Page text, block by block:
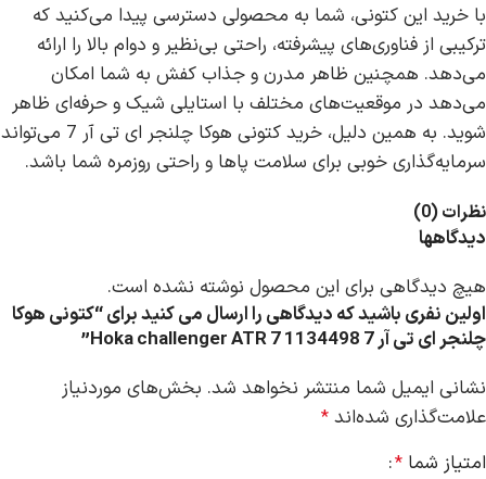
با خرید این کتونی، شما به محصولی دسترسی پیدا می‌کنید که
ترکیبی از فناوری‌های پیشرفته، راحتی بی‌نظیر و دوام بالا را ارائه
می‌دهد. همچنین ظاهر مدرن و جذاب کفش به شما امکان
می‌دهد در موقعیت‌های مختلف با استایلی شیک و حرفه‌ای ظاهر
شوید. به همین دلیل، خرید کتونی هوکا چلنجر ای تی آر 7 می‌تواند
سرمایه‌گذاری خوبی برای سلامت پاها و راحتی روزمره شما باشد.
نظرات (0)
دیدگاهها
هیچ دیدگاهی برای این محصول نوشته نشده است.
اولین نفری باشید که دیدگاهی را ارسال می کنید برای “کتونی هوکا
چلنجر ای تی آر 7 Hoka challenger ATR 7 1134498”
نشانی ایمیل شما منتشر نخواهد شد. بخش‌های موردنیاز
علامت‌گذاری شده‌اند *
امتیاز شما *